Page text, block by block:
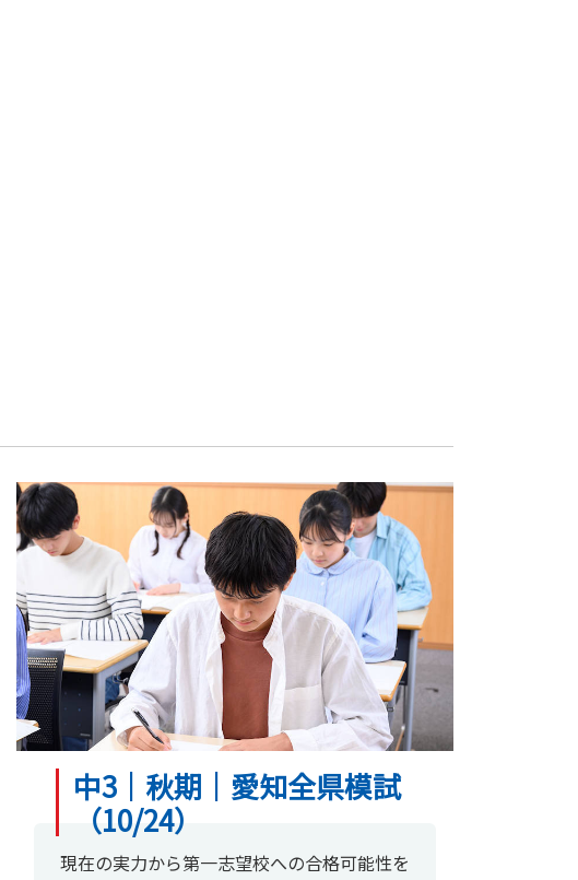
中3｜秋期｜愛知全県模試
（10/24）
現在の実力から第一志望校への合格可能性を